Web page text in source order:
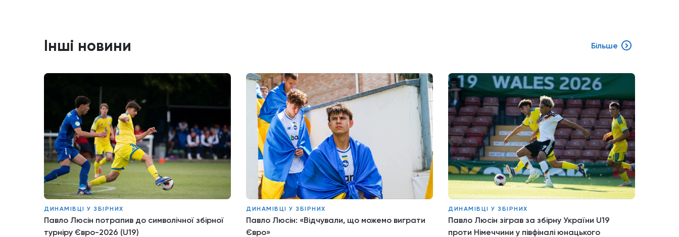
Інші новини Більше
ДИНАМІВЦІ У ЗБІРНИХ
Павло Люсін потрапив до символічної збірної
турніру Євро-2026 (U19)
ДИНАМІВЦІ У ЗБІРНИХ
Павло Люсін: «Відчували, що можемо виграти
Євро»
ДИНАМІВЦІ У ЗБІРНИХ
Павло Люсін зіграв за збірну України U19
проти Німеччини у півфіналі юнацького